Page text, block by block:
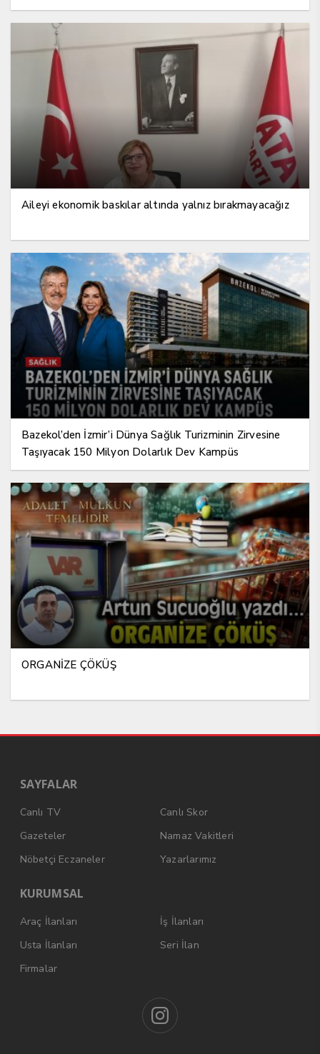
Aileyi ekonomik baskılar altında yalnız bırakmayacağız
Bazekol’den İzmir’i Dünya Sağlık Turizminin Zirvesine
Taşıyacak 150 Milyon Dolarlık Dev Kampüs
ORGANİZE ÇÖKÜŞ
SAYFALAR
Canlı TV
Canlı Skor
Gazeteler
Namaz Vakitleri
Nöbetçi Eczaneler
Yazarlarımız
KURUMSAL
Araç İlanları
İş İlanları
Usta İlanları
Seri İlan
Firmalar